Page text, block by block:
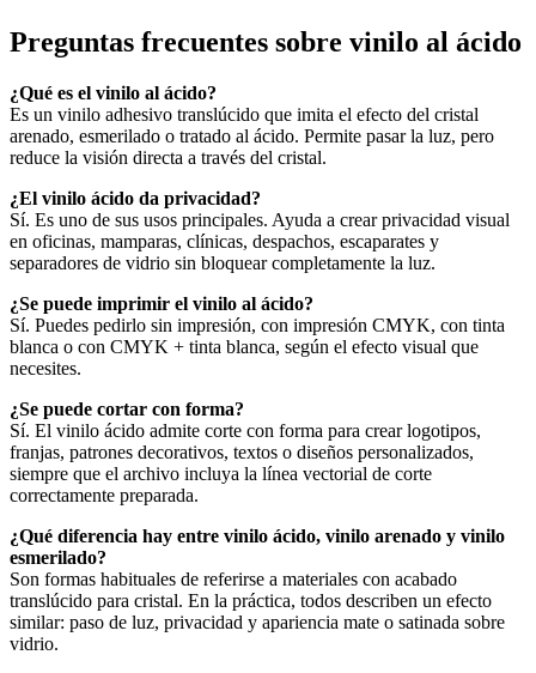
Preguntas frecuentes sobre vinilo al ácido
¿Qué es el vinilo al ácido?
Es un vinilo adhesivo translúcido que imita el efecto del cristal
arenado, esmerilado o tratado al ácido. Permite pasar la luz, pero
reduce la visión directa a través del cristal.
¿El vinilo ácido da privacidad?
Sí. Es uno de sus usos principales. Ayuda a crear privacidad visual
en oficinas, mamparas, clínicas, despachos, escaparates y
separadores de vidrio sin bloquear completamente la luz.
¿Se puede imprimir el vinilo al ácido?
Sí. Puedes pedirlo sin impresión, con impresión CMYK, con tinta
blanca o con CMYK + tinta blanca, según el efecto visual que
necesites.
¿Se puede cortar con forma?
Sí. El vinilo ácido admite corte con forma para crear logotipos,
franjas, patrones decorativos, textos o diseños personalizados,
siempre que el archivo incluya la línea vectorial de corte
correctamente preparada.
¿Qué diferencia hay entre vinilo ácido, vinilo arenado y vinilo
esmerilado?
Son formas habituales de referirse a materiales con acabado
translúcido para cristal. En la práctica, todos describen un efecto
similar: paso de luz, privacidad y apariencia mate o satinada sobre
vidrio.